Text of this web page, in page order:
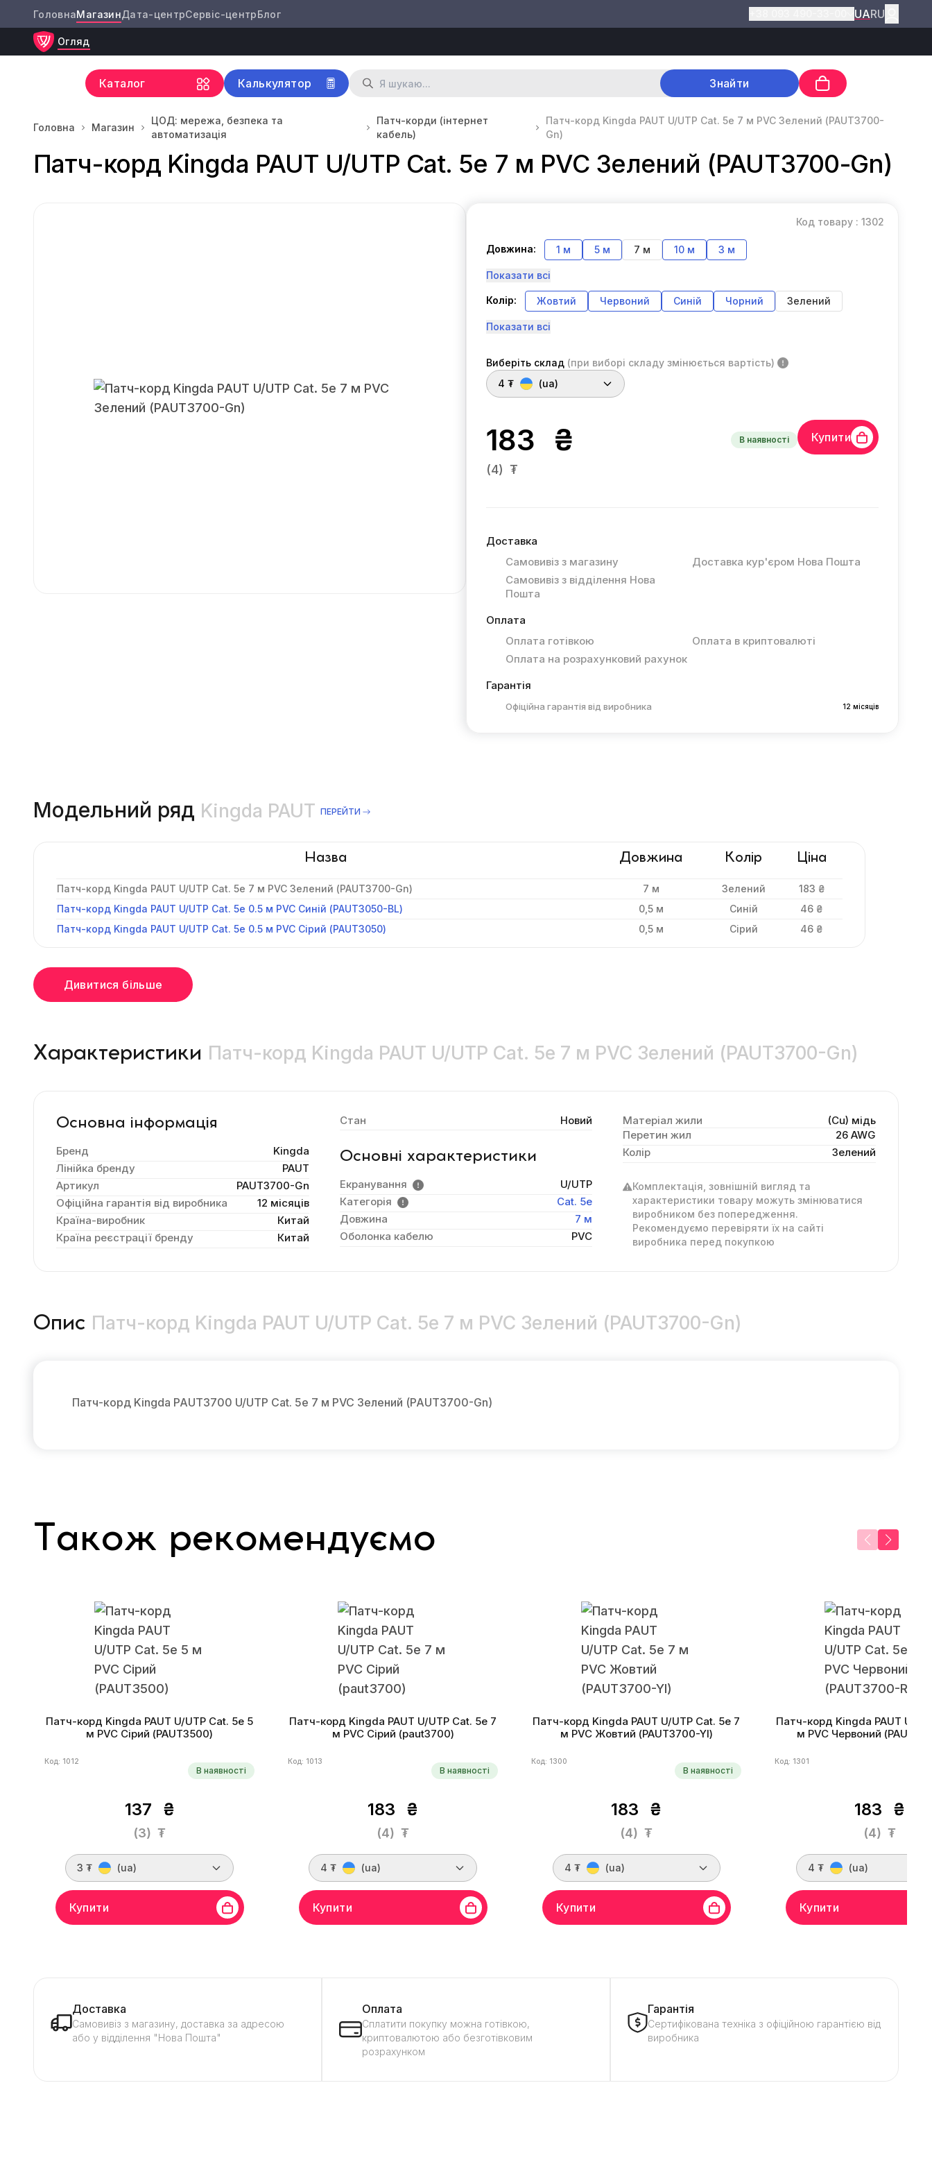
ГоловнаМагазинДата-центрСервіс-центрБлог UARU
Огляд
Каталог Калькулятор Знайти
Головна Магазин
ЦОД: мережа, безпека та
автоматизація
Патч-корди (інтернет
кабель)
Патч-корд Kingda PAUT U/UTP Cat. 5e 7 м PVC Зелений (PAUT3700-
Gn)
Патч-корд Kingda PAUT U/UTP Cat. 5e 7 м PVC Зелений (PAUT3700-Gn)
Код товару : 1302
Довжина: 1 м 5 м 7 м 10 м 3 м
Показати всі
Колір: Жовтий Червоний Синій Чорний Зелений
Показати всі
Виберіть склад (при виборі складу змінюється вартість)
4 ₮
(ua)
183 ₴
(4) ₮
В наявності Купити
Доставка
Самовивіз з магазину
Доставка кур'єром Нова Пошта
Самовивіз з відділення Нова
Пошта
Оплата
Оплата готівкою
Оплата в криптовалюті
Оплата на розрахунковий рахунок
Гарантія
Офіційна гарантія від виробника 12 місяців
Модельний ряд Kingda PAUT ПЕРЕЙТИ
Назва Довжина Колір Ціна
Патч-корд Kingda PAUT U/UTP Cat. 5e 7 м PVC Зелений (PAUT3700-Gn) 7 м Зелений
183 ₴
Патч-корд Kingda PAUT U/UTP Cat. 5e 0.5 м PVC Синій (PAUT3050-BL)
0,5 м Синій
46 ₴
Патч-корд Kingda PAUT U/UTP Cat. 5e 0.5 м PVC Сірий (PAUT3050)
0,5 м Сірий 46 ₴
Дивитися більше
Характеристики Патч-корд Kingda PAUT U/UTP Cat. 5e 7 м PVC Зелений (PAUT3700-Gn)
Основна інформація
Бренд
Kingda
Лінійка бренду
PAUT
Артикул
PAUT3700-Gn
Офіційна гарантія від виробника
12 місяців
Країна-виробник
Китай
Країна реєстрації бренду
Китай
Стан Новий
Основні характеристики
Екранування
U/UTP
Категорія
Cat. 5e
Довжина
7 м
Оболонка кабелю
PVC
Матеріал жили
(Cu) мідь
Перетин жил
26 AWG
Колір
Зелений
Комплектація, зовнішній вигляд та
характеристики товару можуть змінюватися
виробником без попередження.
Рекомендуємо перевіряти їх на сайті
виробника перед покупкою
Опис Патч-корд Kingda PAUT U/UTP Cat. 5e 7 м PVC Зелений (PAUT3700-Gn)
Патч-корд Kingda PAUT3700 U/UTP Cat. 5e 7 м PVC Зелений (PAUT3700-Gn)
Також рекомендуємо
Патч-корд Kingda PAUT U/UTP Cat. 5e 5
м PVC Сірий (PAUT3500)
Код: 1012
В наявності
137 ₴
(3) ₮
3 ₮ (ua)
Купити
Патч-корд Kingda PAUT U/UTP Cat. 5e 7
м PVC Сірий (paut3700)
Код: 1013
В наявності
183 ₴
(4) ₮
4 ₮ (ua)
Купити
Патч-корд Kingda PAUT U/UTP Cat. 5e 7
м PVC Жовтий (PAUT3700-Yl)
Код: 1300
В наявності
183 ₴
(4) ₮
4 ₮ (ua)
Купити
Патч-корд Kingda PAUT U/
м PVC Червоний
Код: 1301
183 ₴
(4) ₮
4 ₮ (ua)
Купити
Доставка
Самовивіз з магазину, доставка за адресою
або у відділення "Нова Пошта"
Оплата
Сплатити покупку можна готівкою,
криптовалютою або безготівковим
розрахунком
Гарантія
Сертифікована техніка з офіційною гарантією від
виробника